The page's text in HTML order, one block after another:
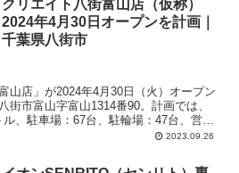
クリエイト八街富山店（仮称）
2024年4月30日オープンを計画｜
千葉県八街市
山店」が2024年4月30日（火）オープン
街市富山字富山1314番90。計画では、
、駐車場：67台、駐輪場：47台、営業
2023.09.26